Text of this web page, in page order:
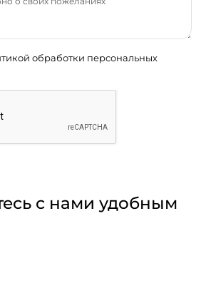
обработки персональных
с нами удобным